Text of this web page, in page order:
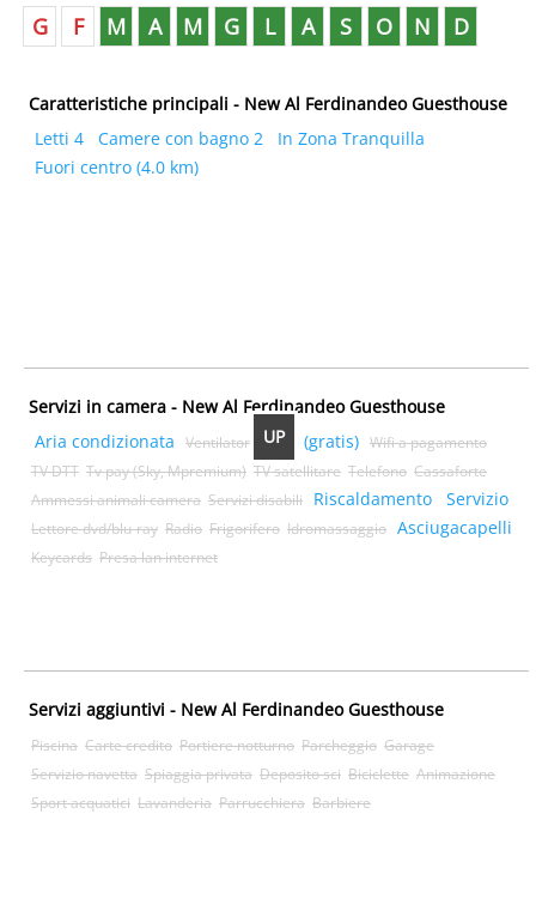
UP
G F M A M G L A S O N D
Caratteristiche principali - New Al Ferdinandeo Guesthouse
Letti 4
Camere con bagno 2
In Zona Tranquilla
Fuori centro (4.0 km)
Servizi in camera - New Al Ferdinandeo Guesthouse
Aria condizionata
Ventilatore Wifi (gratis) Wifi a pagamento
TV DTT Tv pay (Sky, Mpremium) TV satellitare Telefono Cassaforte
Ammessi animali camera Servizi disabili Riscaldamento Servizio
Lettore dvd/blu-ray Radio Frigorifero Idromassaggio Asciugacapelli
Keycards Presa lan internet
Servizi aggiuntivi - New Al Ferdinandeo Guesthouse
Piscina Carte credito Portiere notturno Parcheggio Garage
Servizio navetta Spiaggia privata Deposito sci Biciclette Animazione
Sport acquatici Lavanderia Parrucchiera Barbiere